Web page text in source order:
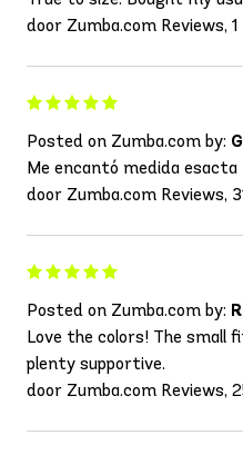
door Zumba.com Reviews,
Posted on Zumba.com by:
Me encantó medida esacta
door Zumba.com Reviews,
Posted on Zumba.com by:
Love the colors! The
plenty supportive.
door Zumba.com Reviews,